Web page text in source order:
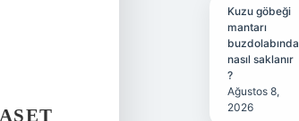
Kuzu göbeği
mantarı
buzdolabında
nasıl saklanır
?
Ağustos 8,
2026